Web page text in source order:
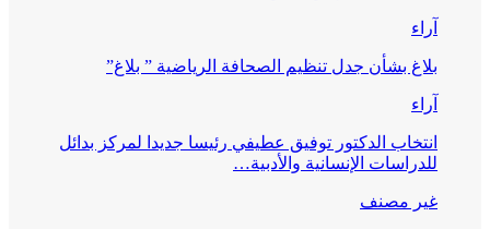
آراء
بلاغ بشأن جدل تنظيم الصحافة الرياضية ” بلاغ”
آراء
انتخاب الدكتور توفيق عطيفي رئيسا جديدا لمركز بدائل
للدراسات الإنسانية والأدبية…
غير مصنف